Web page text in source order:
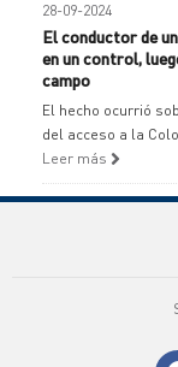
28-09-2024
El conductor de
en un control,
campo
El hecho ocurrió
del acceso a la
Leer más